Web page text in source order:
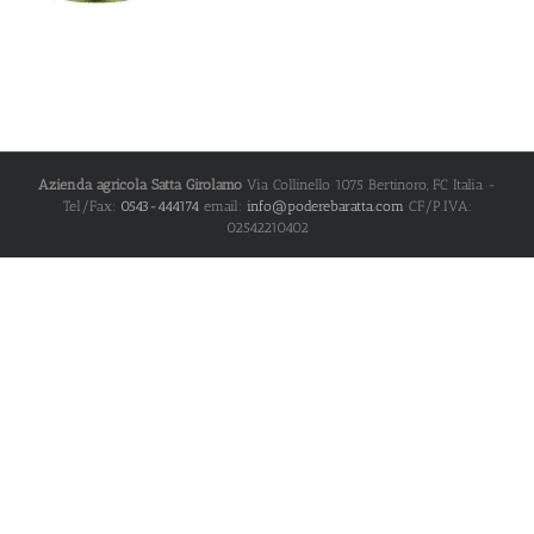
Azienda agricola Satta Girolamo Via Collinello 1075 Bertinoro, FC Italia -
Tel/Fax: 0543-444174email: info@poderebaratta.com CF/P.IVA:
02542210402